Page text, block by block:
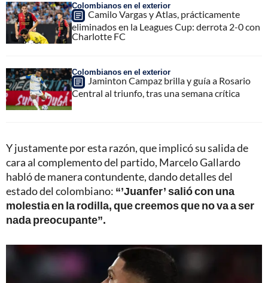
Colombianos en el exterior
Camilo Vargas y Atlas, prácticamente
eliminados en la Leagues Cup: derrota 2-0 con
Charlotte FC
Colombianos en el exterior
Jaminton Campaz brilla y guía a Rosario
Central al triunfo, tras una semana crítica
Y justamente por esta razón, que implicó su salida de
cara al complemento del partido, Marcelo Gallardo
habló de manera contundente, dando detalles del
estado del colombiano: “’Juanfer’ salió con una
molestia en la rodilla, que creemos que no va a ser
nada preocupante”.